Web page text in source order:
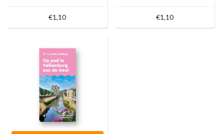
€1,10 €1,10